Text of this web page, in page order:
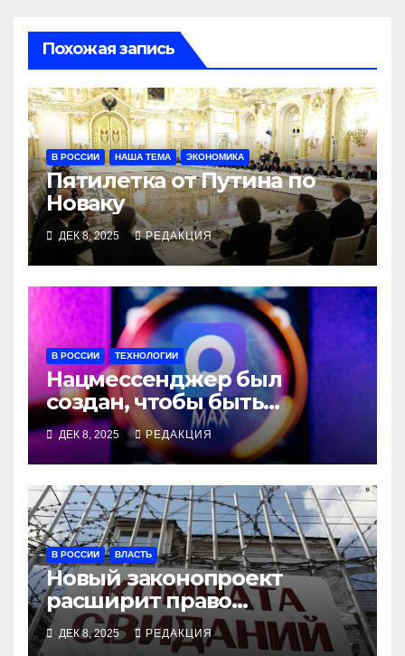
Похожая запись
В РОССИИ НАША ТЕМА ЭКОНОМИКА
Пятилетка от Путина по
Новаку
ДЕК 8, 2025 РЕДАКЦИЯ
В РОССИИ ТЕХНОЛОГИИ
Нацмессенджер был
создан, чтобы быть
отвергнутым
ДЕК 8, 2025 РЕДАКЦИЯ
В РОССИИ ВЛАСТЬ
Новый законопроект
расширит право
заключённых на свидания
ДЕК 8, 2025 РЕДАКЦИЯ